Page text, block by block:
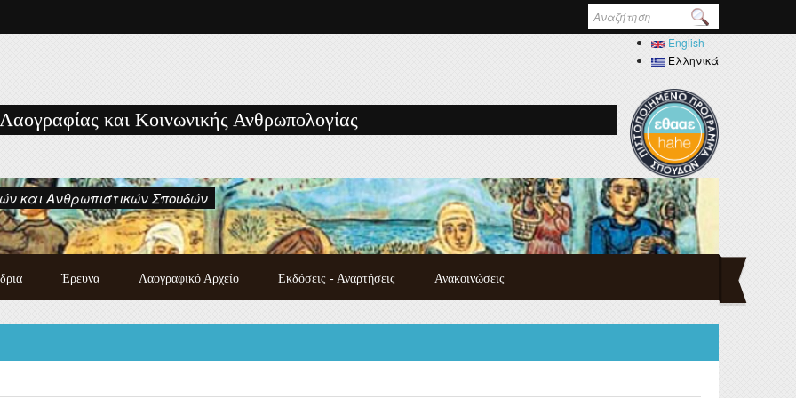
Φόρμα
αναζήτησηςEnglish
Ελληνικά
και Ανθρωπιστικών Σπουδών
και Κοινωνικής Ανθρωπολογίας
Έρευνα Λαογραφικό Αρχείο
Κατάλογος χειρογράφων
Εκδόσεις - Αναρτήσεις
Εκδόσεις των μελών του
Ανακοινώσεις